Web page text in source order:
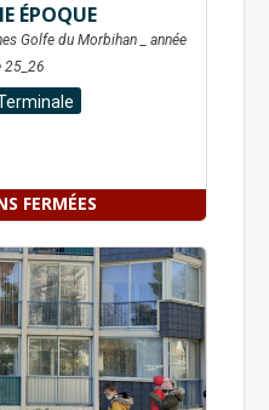
FERMÉES
ÉPOQUE
Golfe du Morbihan _ année
25_26